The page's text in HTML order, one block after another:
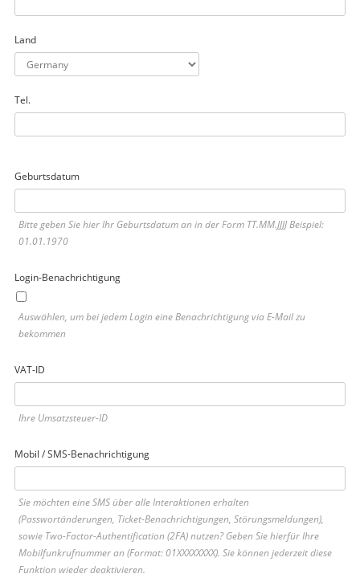
Land
Tel.
Geburtsdatum
Bitte geben Sie hier Ihr Geburtsdatum an in der Form TT.MM.JJJJ Beispiel:
01.01.1970
Login-Benachrichtigung
Auswählen, um bei jedem Login eine Benachrichtigung via E-Mail zu
bekommen
VAT-ID
Ihre Umsatzsteuer-ID
Mobil / SMS-Benachrichtigung
Sie möchten eine SMS über alle Interaktionen erhalten
(Passwortänderungen, Ticket-Benachrichtigungen, Störungsmeldungen),
sowie Two-Factor-Authentification (2FA) nutzen? Geben Sie hierfür Ihre
Mobilfunkrufnummer an (Format: 01XXXXXXXX). Sie können jederzeit diese
Funktion wieder deaktivieren.